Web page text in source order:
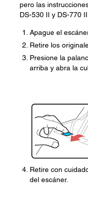
pero las
DS-530 II y DS-770 II.
Apague el
Retire los
Presione la
arriba y abra la
Retire con
del escáner.